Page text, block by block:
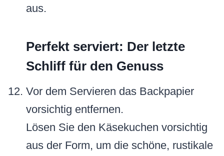
aus.
Perfekt serviert: Der letzte
Schliff für den Genuss
Vor dem Servieren das Backpapier
vorsichtig entfernen.
Lösen Sie den Käsekuchen vorsichtig
aus der Form, um die schöne, rustikale